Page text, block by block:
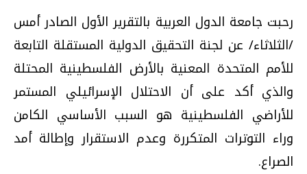
رحبت جامعة الدول العربية بالتقرير الأول الصادر أمس
/الثلاثاء/ عن لجنة التحقيق الدولية المستقلة التابعة
للأمم المتحدة المعنية بالأرض الفلسطينية المحتلة
والذي أكد على أن الاحتلال الإسرائيلي المستمر
للأراضي الفلسطينية هو السبب الأساسي الكامن
وراء التوترات المتكررة وعدم الاستقرار وإطالة أمد
الصراع.